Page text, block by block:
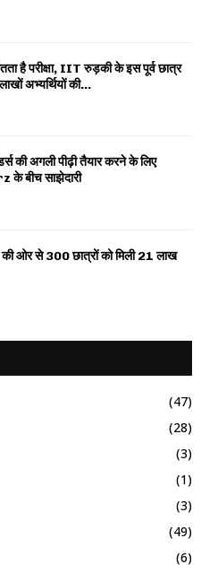
है परीक्षा, IIT रुड़की के इस पूर्व छात्र
अभ्यर्थियों की...
की अगली पीढ़ी तैयार करने के लिए
बीच साझेदारी
ओर से 300 छात्रों को मिली 21 लाख
(47)
(28)
(3)
(1)
(3)
(49)
(6)